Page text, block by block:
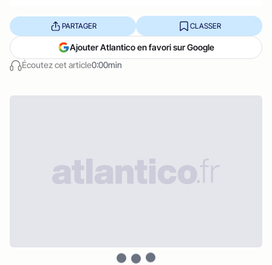
Écoutez cet article0:00min
PARTAGER CLASSER
Ajouter Atlantico en favori sur Google